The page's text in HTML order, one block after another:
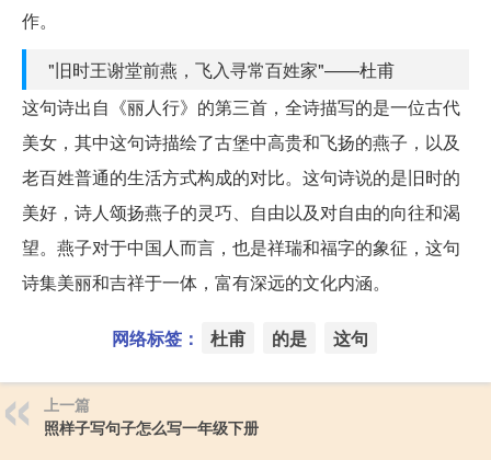
作。
"旧时王谢堂前燕，飞入寻常百姓家"——杜甫
这句诗出自《丽人行》的第三首，全诗描写的是一位古代
美女，其中这句诗描绘了古堡中高贵和飞扬的燕子，以及
老百姓普通的生活方式构成的对比。这句诗说的是旧时的
美好，诗人颂扬燕子的灵巧、自由以及对自由的向往和渴
望。燕子对于中国人而言，也是祥瑞和福字的象征，这句
诗集美丽和吉祥于一体，富有深远的文化内涵。
网络标签： 杜甫 的是 这句
上一篇
照样子写句子怎么写一年级下册